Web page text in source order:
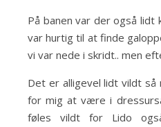
På banen var der også lidt
var hurtig til at finde
vi var nede i skridt.. men
Det er alligevel lidt vildt
for mig at være i
føles vildt for Lido